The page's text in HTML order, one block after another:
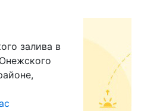
залива в